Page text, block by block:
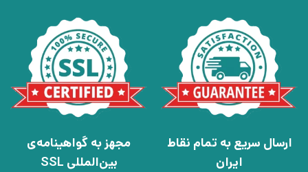
ارسال سریع به تمام نقاط
ایران
مجهز به گواهینامه‌ی
بین‌المللی SSL